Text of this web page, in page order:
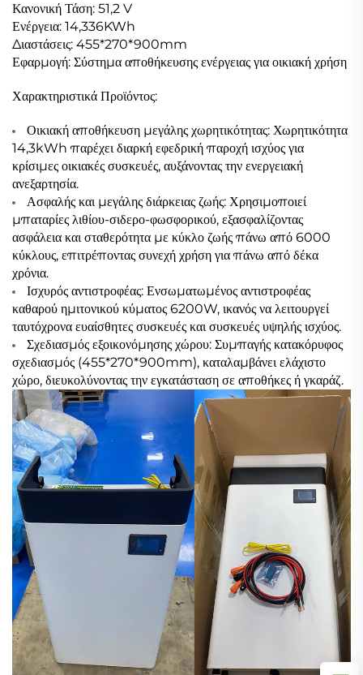
Κανονική Τάση: 51,2 V
Ενέργεια: 14,336KWh
Διαστάσεις: 455*270*900mm
Εφαρμογή: Σύστημα αποθήκευσης ενέργειας για οικιακή χρήση
Χαρακτηριστικά Προϊόντος:
Οικιακή αποθήκευση μεγάλης χωρητικότητας: Χωρητικότητα
14,3kWh παρέχει διαρκή εφεδρική παροχή ισχύος για
κρίσιμες οικιακές συσκευές, αυξάνοντας την ενεργειακή
ανεξαρτησία.
Ασφαλής και μεγάλης διάρκειας ζωής: Χρησιμοποιεί
μπαταρίες λιθίου-σιδερο-φωσφορικού, εξασφαλίζοντας
ασφάλεια και σταθερότητα με κύκλο ζωής πάνω από 6000
κύκλους, επιτρέποντας συνεχή χρήση για πάνω από δέκα
χρόνια.
Ισχυρός αντιστροφέας: Ενσωματωμένος αντιστροφέας
καθαρού ημιτονικού κύματος 6200W, ικανός να λειτουργεί
ταυτόχρονα ευαίσθητες συσκευές και συσκευές υψηλής ισχύος.
Σχεδιασμός εξοικονόμησης χώρου: Συμπαγής κατακόρυφος
σχεδιασμός (455*270*900mm), καταλαμβάνει ελάχιστο
χώρο, διευκολύνοντας την εγκατάσταση σε αποθήκες ή γκαράζ.